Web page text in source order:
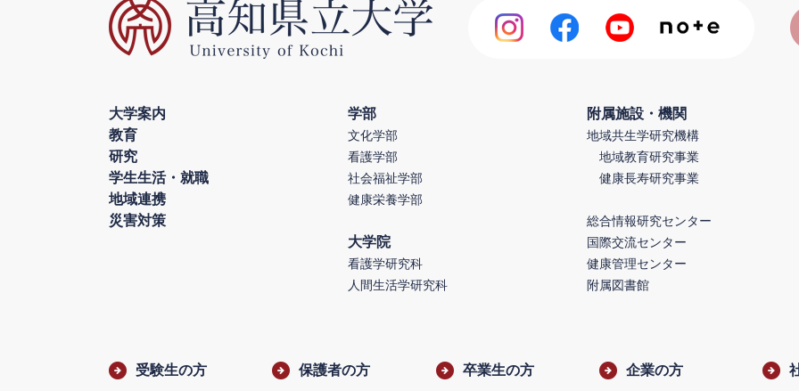
大学案内
教育
研究
学生生活・就職
地域連携
災害対策
学部
文化学部
看護学部
社会福祉学部
健康栄養学部
大学院
看護学研究科
人間生活学研究科
附属施設・機関
地域共生学研究機構
地域教育研究事業
健康長寿研究事業
総合情報研究センター
国際交流センター
健康管理センター
附属図書館
受験生の方 保護者の方 卒業生の方 企業の方